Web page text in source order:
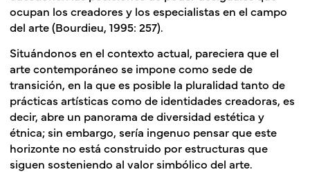
ocupan los creadores y los especialistas en el campo
del arte (Bourdieu, 1995: 257).
Situándonos en el contexto actual, pareciera que el
arte contemporáneo se impone como sede de
transición, en la que es posible la pluralidad tanto de
prácticas artísticas como de identidades creadoras, es
decir, abre un panorama de diversidad estética y
étnica; sin embargo, sería ingenuo pensar que este
horizonte no está construido por estructuras que
siguen sosteniendo al valor simbólico del arte.